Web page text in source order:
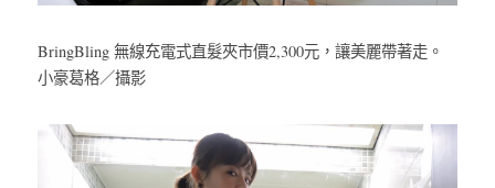
BringBling 無線充電式直髮夾市價2,300元，讓美麗帶著走。
小豪葛格／攝影